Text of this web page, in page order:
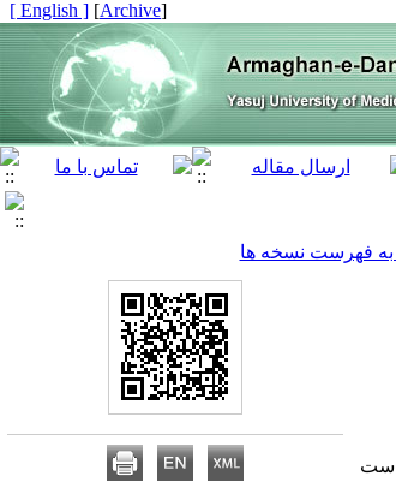
[
Archive
]
[ English ]
فهرست نسخه ها
است